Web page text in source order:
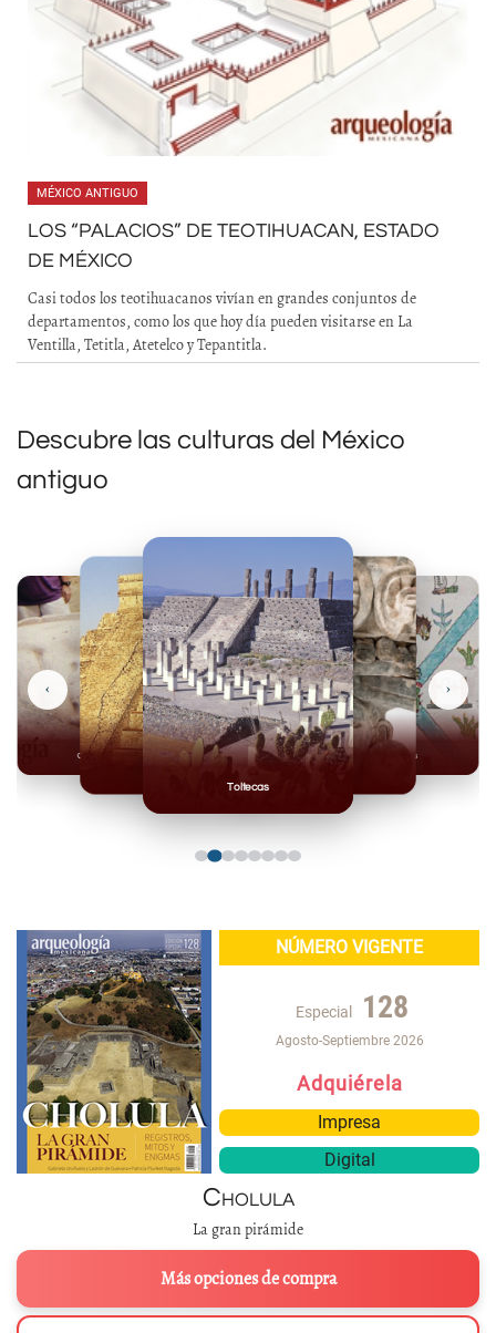
MÉXICO ANTIGUO
LOS “PALACIOS” DE TEOTIHUACAN, ESTADO
DE MÉXICO
Casi todos los teotihuacanos vivían en grandes conjuntos de
departamentos, como los que hoy día pueden visitarse en La
Ventilla, Tetitla, Atetelco y Tepantitla.
Descubre las culturas del México
antiguo
Toltecas
Mexicas
Olmecas
‹ ›
NÚMERO VIGENTE
Especial 128
Agosto-Septiembre 2026
Adquiérela
Impresa
Digital
Cholula
La gran pirámide
Más opciones de compra